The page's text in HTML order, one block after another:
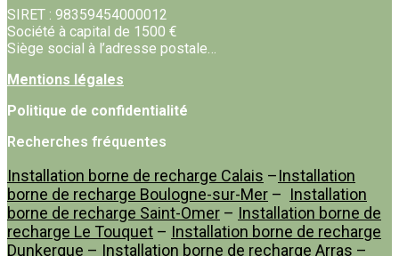
SIRET : 98359454000012
Société à capital de 1500 €
Siège social à l’adresse postale…
Mentions légales
Politique de confidentialité
Recherches fréquentes
Installation borne de recharge Calais –Installation
borne de recharge Boulogne-sur-Mer – Installation
borne de recharge Saint-Omer – Installation borne de
recharge Le Touquet – Installation borne de recharge
Dunkerque – Installation borne de recharge Arras –